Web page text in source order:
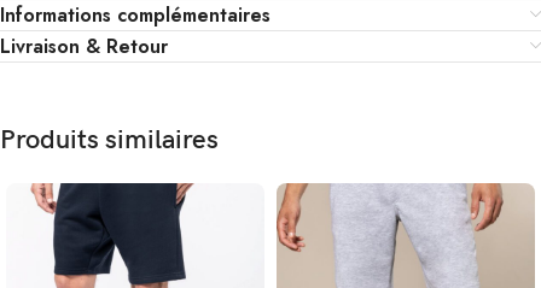
Informations complémentaires
Livraison & Retour
Produits similaires